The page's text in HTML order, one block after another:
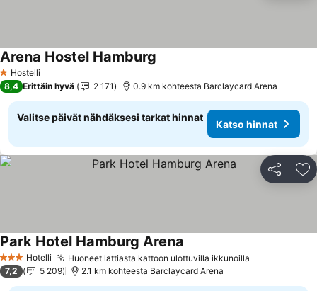
1 Tähtiluokitus
Hostelli
Arena Hostel Hamburg
8,4 Erittäin hyvä 2 171 0.9 km kohteesta Barclaycard Arena
Valitse päivät nähdäksesi tarkat hinnat
Katso hinnat
Jaa
3 Tähtiluokitus
Hotelli Huoneet lattiasta kattoon ulottuvilla ikkunoilla
Park Hotel Hamburg Arena
7,2 5 209 2.1 km kohteesta Barclaycard Arena